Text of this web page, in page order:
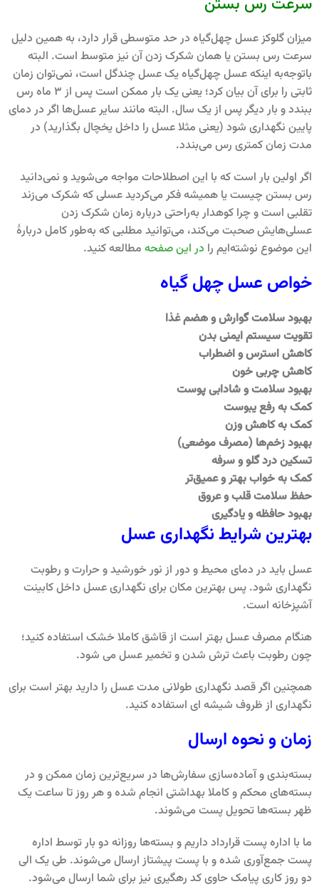
میزان گلوکز عسل چهل‌گیاه در حد متوسطی قرار دارد، به همین دلیل
سرعت رس بستن یا همان شکرک زدن آن نیز متوسط است. البته
باتوجه‌به اینکه عسل چهل‌گیاه یک عسل چندگل است، نمی‌توان زمان
ثابتی را برای آن بیان کرد؛ یعنی یک بار ممکن است پس از 3 ماه رس
ببندد و بار دیگر پس از یک سال. البته مانند سایر عسل‌ها اگر در دمای
پایین نگهداری شود (یعنی مثلا عسل را داخل یخچال بگذارید) در
مدت زمان کمتری رس می‌بندد.
اگر اولین بار است که با این اصطلاحات مواجه می‌شوید و نمی‌دانید
رس بستن چیست یا همیشه فکر می‌کردید عسلی که شکرک می‌زند
تقلبی است و چرا کوهدار به‌راحتی درباره زمان شکرک زدن
عسلی‌هایش صحبت می‌کند، می‌توانید مطلبی که به‌طور کامل دربارۀ
این موضوع نوشته‌ایم را در این صفحه مطالعه کنید.
خواص عسل چهل گیاه
بهبود سلامت گوارش و هضم غذا
تقویت سیستم ایمنی بدن
کاهش استرس و اضطراب
کاهش چربی خون
بهبود سلامت و شادابی پوست
کمک به رفع یبوست
کمک به کاهش وزن
بهبود زخم‌ها (مصرف موضعی)
تسکین درد گلو و سرفه
کمک به خواب بهتر و عمیق‌تر
حفظ سلامت قلب و عروق
بهبود حافظه و یادگیری
بهترین شرایط نگهداری عسل
عسل باید در دمای محیط و دور از نور خورشید و حرارت و رطوبت
نگهداری شود. پس بهترین مکان برای نگهداری عسل داخل کابینت
آشپزخانه است.
هنگام مصرف عسل بهتر است از قاشق کاملا خشک استفاده کنید؛
چون رطوبت باعث ترش شدن و تخمیر عسل می شود.
همچنین اگر قصد نگهداری طولانی مدت عسل را دارید بهتر است برای
نگهداری از ظروف شیشه ای استفاده کنید.
زمان و نحوه ارسال
بسته‌بندی و آماده‌سازی سفارش‌ها در سریع‌ترین زمان ممکن و در
بسته‌های محکم و کاملا بهداشتی انجام شده و هر روز تا ساعت یک
ظهر بسته‌ها تحویل پست می‌شوند.
ما با اداره پست قرارداد داریم و بسته‌ها روزانه دو بار توسط اداره
پست جمع‌آوری شده و با پست پیشتاز ارسال می‌شوند. طی یک الی
دو روز کاری پیامک حاوی کد رهگیری نیز برای شما ارسال می‌شود.